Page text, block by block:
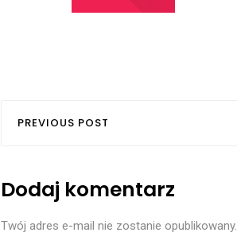
PREVIOUS POST
Dodaj komentarz
Twój adres e-mail nie zostanie opublikowany.